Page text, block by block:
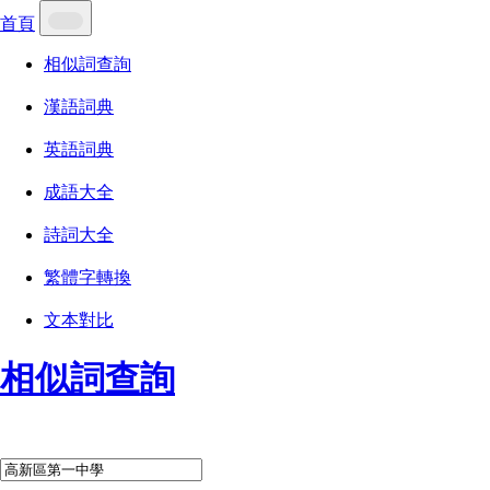
首頁
相似詞查詢
漢語詞典
英語詞典
成語大全
詩詞大全
繁體字轉換
文本對比
相似詞查詢